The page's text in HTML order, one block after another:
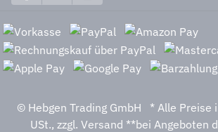
© Hebgen Trading GmbH
* Alle Preise
USt., zzgl. Versand **bei Angeboten